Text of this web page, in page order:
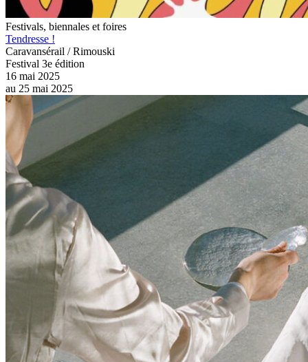
Festivals, biennales et foires
Tendresse !
Caravansérail / Rimouski
Festival 3e édition
16 mai 2025
au 25 mai 2025